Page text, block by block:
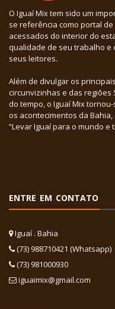
O Iguaí Mix tem sido um
se referência como portal
acessados do interior do
qualidade de seu trabalho e
seus leitores.
Além de divulgar os
circunvizinhas e das regiões
do tempo, o Iguaí Mix
os acontecimentos da
“Levar Iguaí para o mundo e
ENTRE EM CONTATO
Iguaí . Bahia
(73) 988710421 (Whatsapp)
(73) 981000930
iguaimix@gmail.com